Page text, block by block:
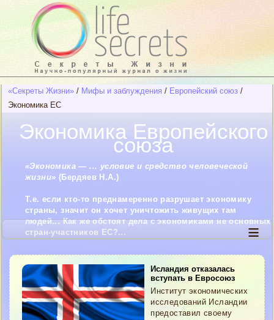
«Секреты Жизни» / Мифы и заблуждения / Европейский союз /
Экономика ЕС
Экономика Европейского
союза
«Экономика — ... условие и средство человеческой
жизни» (Бердяев Н.А.)
Т.е. если кто-то преднамеренно разрушает экономику
страны, значит он хочет уничтожить живущих там
людей... Как же обстоят дела с экономиками не основных
стран-участников ЕС?...
≡
Исландия отказалась
вступать в Евросоюз
Институт экономических
исследований Исландии
предоставил своему